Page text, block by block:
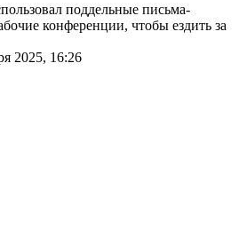
поддельные письма-
конференции, чтобы ездить за
2025, 16:26